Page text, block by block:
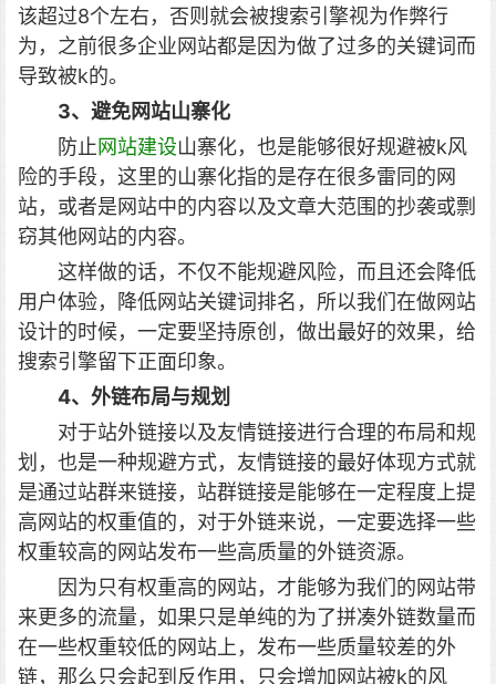
该超过8个左右，否则就会被搜索引擎视为作弊行
为，之前很多企业网站都是因为做了过多的关键词而
导致被k的。
3、避免网站山寨化
防止网站建设山寨化，也是能够很好规避被k风
险的手段，这里的山寨化指的是存在很多雷同的网
站，或者是网站中的内容以及文章大范围的抄袭或剽
窃其他网站的内容。
这样做的话，不仅不能规避风险，而且还会降低
用户体验，降低网站关键词排名，所以我们在做网站
设计的时候，一定要坚持原创，做出最好的效果，给
搜索引擎留下正面印象。
4、外链布局与规划
对于站外链接以及友情链接进行合理的布局和规
划，也是一种规避方式，友情链接的最好体现方式就
是通过站群来链接，站群链接是能够在一定程度上提
高网站的权重值的，对于外链来说，一定要选择一些
权重较高的网站发布一些高质量的外链资源。
因为只有权重高的网站，才能够为我们的网站带
来更多的流量，如果只是单纯的为了拼凑外链数量而
在一些权重较低的网站上，发布一些质量较差的外
链，那么只会起到反作用，只会增加网站被k的风